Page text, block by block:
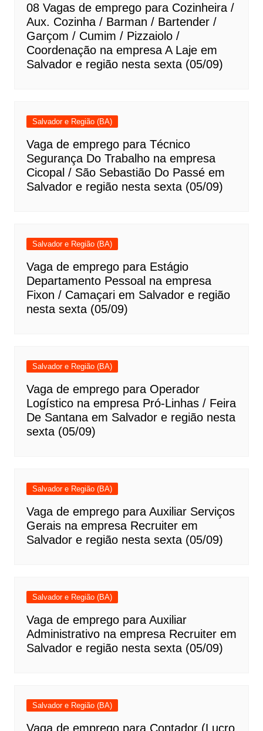
08 Vagas de emprego para Cozinheira /
Aux. Cozinha / Barman / Bartender /
Garçom / Cumim / Pizzaiolo /
Coordenação na empresa A Laje em
Salvador e região nesta sexta (05/09)
Salvador e Região (BA)
Vaga de emprego para Técnico
Segurança Do Trabalho na empresa
Cicopal / São Sebastião Do Passé em
Salvador e região nesta sexta (05/09)
Salvador e Região (BA)
Vaga de emprego para Estágio
Departamento Pessoal na empresa
Fixon / Camaçari em Salvador e região
nesta sexta (05/09)
Salvador e Região (BA)
Vaga de emprego para Operador
Logístico na empresa Pró-Linhas / Feira
De Santana em Salvador e região nesta
sexta (05/09)
Salvador e Região (BA)
Vaga de emprego para Auxiliar Serviços
Gerais na empresa Recruiter em
Salvador e região nesta sexta (05/09)
Salvador e Região (BA)
Vaga de emprego para Auxiliar
Administrativo na empresa Recruiter em
Salvador e região nesta sexta (05/09)
Salvador e Região (BA)
Vaga de emprego para Contador (Lucro